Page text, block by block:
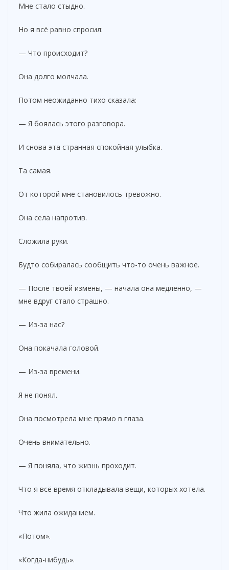
Мне стало стыдно.
Но я всё равно спросил:
— Что происходит?
Она долго молчала.
Потом неожиданно тихо сказала:
— Я боялась этого разговора.
И снова эта странная спокойная улыбка.
Та самая.
От которой мне становилось тревожно.
Она села напротив.
Сложила руки.
Будто собиралась сообщить что-то очень важное.
— После твоей измены, — начала она медленно, —
мне вдруг стало страшно.
— Из-за нас?
Она покачала головой.
— Из-за времени.
Я не понял.
Она посмотрела мне прямо в глаза.
Очень внимательно.
— Я поняла, что жизнь проходит.
Что я всё время откладывала вещи, которых хотела.
Что жила ожиданием.
«Потом».
«Когда-нибудь».